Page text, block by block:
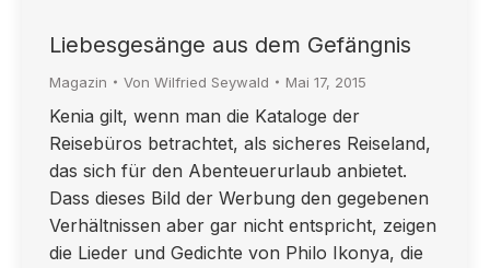
Liebesgesänge aus dem Gefängnis
Magazin Von Wilfried Seywald Mai 17, 2015
Kenia gilt, wenn man die Kataloge der
Reisebüros betrachtet, als sicheres Reiseland,
das sich für den Abenteuerurlaub anbietet.
Dass dieses Bild der Werbung den gegebenen
Verhältnissen aber gar nicht entspricht, zeigen
die Lieder und Gedichte von Philo Ikonya, die